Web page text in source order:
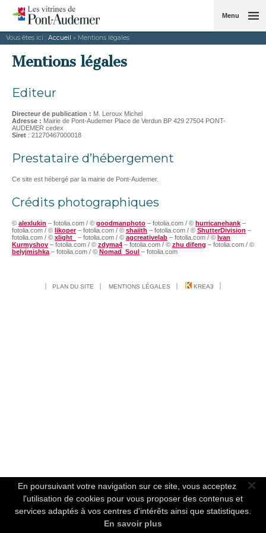
Menu
Vous êtes ici : Accueil » Mentions légales
Mentions légales
Editeur
Directeur de publication : M. Leroux Michel
Adresse : Mairie de Pont-Audemer Place de Verdun BP 429 27504 PONT-
AUDEMER cedex
Siret : 21270467000018
Prestataire d’hébergement
Ce site est hébergé par la mairie de Pont-Audemer.
Crédits photographiques
© alexlukin – fotolia.com / © goodmanphoto – fotolia.com / © hurricanehank –
fotolia.com / © likoper– fotolia.com / © shaiith – fotolia.com / © ShutterDivision –
fotolia.com / © xlight_ – fotolia.com / © agcreativelab – fotolia.com / © Ivan
Kurmyshov – fotolia.com / © zdyma4 – fotolia.com / © zhu difeng – fotolia.com / ©
belyjmishka – fotolia.com / © Nomad_Soul – fotolia.com
PLAN DU SITE MENTIONS LÉGALES KREA3
En poursuivant votre navigation sur ce site, vous acceptez
l'utilisation de cookies pour vous proposer des contenus et
services adaptés à vos centres d'intérêts ainsi que statistiques.
En savoir plus